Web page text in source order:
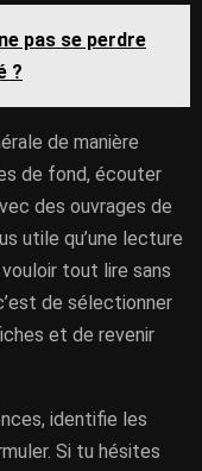
pas se perdre
?
de manière
de fond, écouter
des ouvrages de
utile qu’une lecture
tout lire sans
de sélectionner
et de revenir
identifie les
Si tu hésites